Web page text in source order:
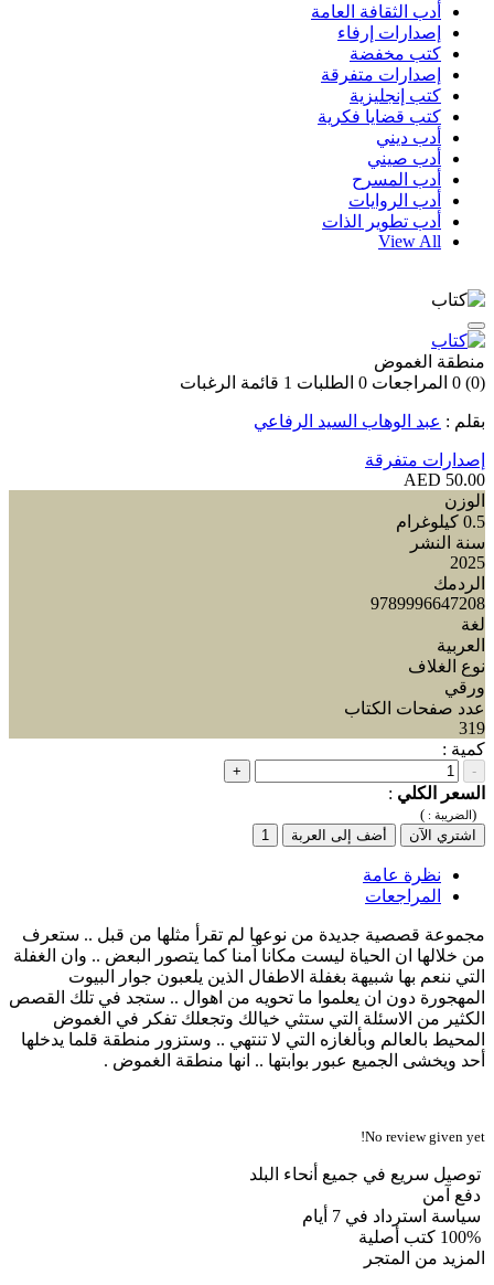
أدب الثقافة العامة
إصدارات إرفاء
كتب مخفضة
إصدارات متفرقة
كتب إنجليزية
كتب قضايا فكرية
أدب ديني
أدب صيني
أدب المسرح
أدب الروايات
أدب تطوير الذات
View All
منطقة الغموض
(0)
0 المراجعات 0 الطلبات 1 قائمة الرغبات
بقلم : عبد الوهاب السيد الرفاعي
إصدارات متفرقة
50.00 AED
الوزن
0.5 كيلوغرام
سنة النشر
2025
الردمك
9789996647208
لغة
العربية
نوع الغلاف
ورقي
عدد صفحات الكتاب
319
كمية :
-
+
السعر الكلي :
(الضريبة : )
اشتري الآن
أضف إلى العربة 1
نظرة عامة
المراجعات
مجموعة قصصية جديدة من نوعها لم تقرأ مثلها من قبل .. ستعرف
من خلالها ان الحياة ليست مكانا آمنا كما يتصور البعض .. وان الغفلة
التي ننعم بها شبيهة بغفلة الاطفال الذين يلعبون جوار البيوت
المهجورة دون ان يعلموا ما تحويه من اهوال .. ستجد في تلك القصص
الكثير من الاسئلة التي ستثي خيالك وتجعلك تفكر في الغموض
المحيط بالعالم وبألغازه التي لا تنتهي .. وستزور منطقة قلما يدخلها
أحد ويخشى الجميع عبور بوابتها .. انها منطقة الغموض .
No review given yet!
توصيل سريع في جميع أنحاء البلد
دفع آمن
سياسة استرداد في 7 أيام
100% كتب أصلية
المزيد من المتجر